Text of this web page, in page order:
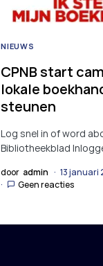
NIEUWS
CPNB start
lokale
steunen
Log snel in of word
Bibliotheekblad
door admin
13 januari
Geen reacties